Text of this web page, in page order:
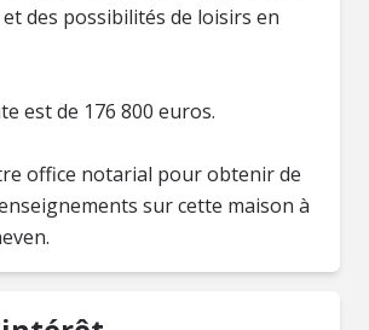
des possibilités de loisirs en
est de 176 800 euros.
office notarial pour obtenir de
sur cette maison à